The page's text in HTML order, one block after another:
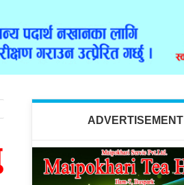
ADVERTISEMENT